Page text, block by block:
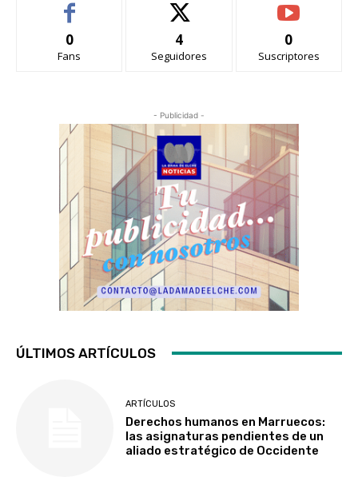
0
Fans
4
Seguidores
0
Suscriptores
- Publicidad -
ÚLTIMOS ARTÍCULOS
ARTÍCULOS
Derechos humanos en Marruecos:
las asignaturas pendientes de un
aliado estratégico de Occidente